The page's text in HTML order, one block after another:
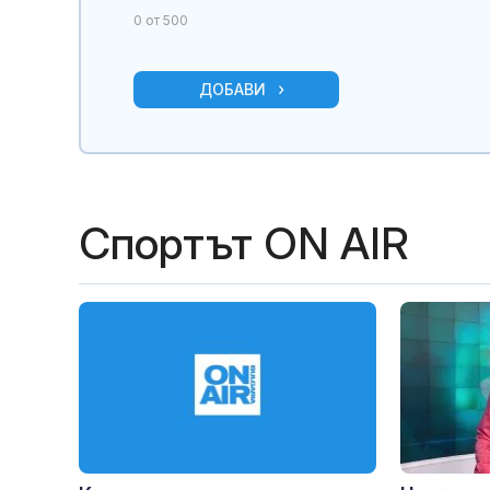
0 от 500
ДОБАВИ
Спортът ON AIR